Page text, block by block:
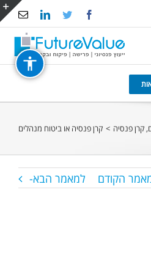
Facebook
Twitter
LinkedIn
,קרן פנסיה > קרן פנסיה או ביטוח מנהלים
הקודם למאמר הבא-